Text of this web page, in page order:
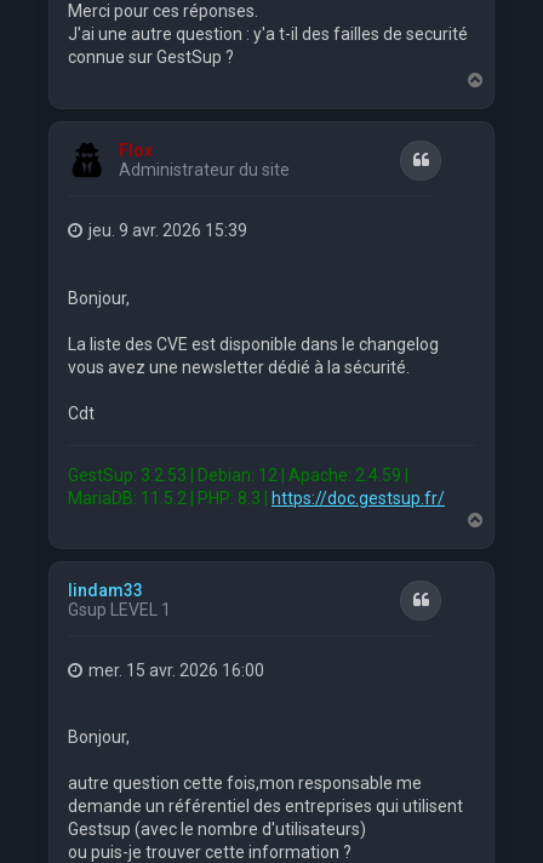
Merci pour ces réponses.
J'ai une autre question : y'a t-il des failles de securité
connue sur GestSup ?
a
u
Flox
Administrateur du site
Citation
jeu. 9 avr. 2026 15:39
Bonjour,
La liste des CVE est disponible dans le changelog
vous avez une newsletter dédié à la sécurité.
Cdt
GestSup: 3.2.53 | Debian: 12 | Apache: 2.4.59 |
MariaDB: 11.5.2 | PHP: 8.3 | https://doc.gestsup.fr/
a
lindam33
Gsup LEVEL 1
Citation
mer. 15 avr. 2026 16:00
Bonjour,
autre question cette fois,mon responsable me
demande un référentiel des entreprises qui utilisent
Gestsup (avec le nombre d'utilisateurs)
ou puis-je trouver cette information ?